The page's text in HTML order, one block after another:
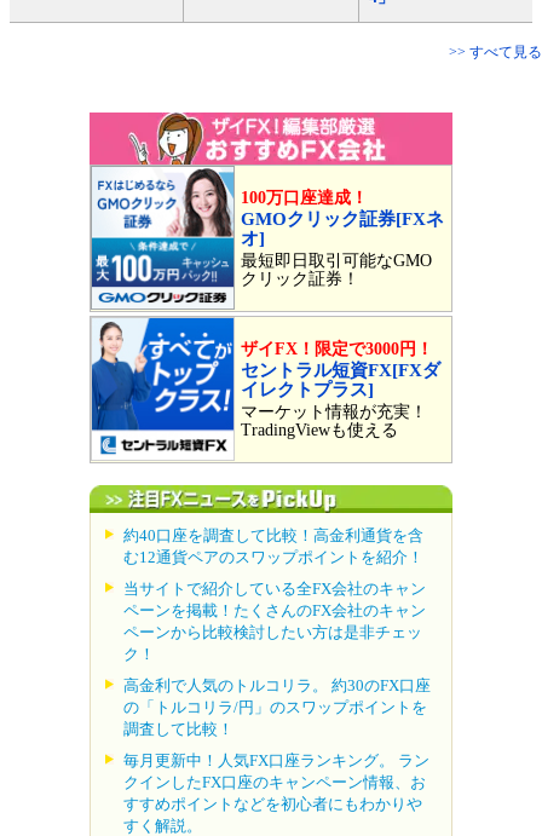
>> すべて見る
100万口座達成！
GMOクリック証券[FXネ
オ]
最短即日取引可能なGMO
クリック証券！
ザイFX！限定で3000円！
セントラル短資FX[FXダ
イレクトプラス]
マーケット情報が充実！
TradingViewも使える
約40口座を調査して比較！高金利通貨を含
む12通貨ペアのスワップポイントを紹介！
当サイトで紹介している全FX会社のキャン
ペーンを掲載！たくさんのFX会社のキャン
ペーンから比較検討したい方は是非チェッ
ク！
高金利で人気のトルコリラ。 約30のFX口座
の「トルコリラ/円」のスワップポイントを
調査して比較！
毎月更新中！人気FX口座ランキング。 ラン
クインしたFX口座のキャンペーン情報、お
すすめポイントなどを初心者にもわかりや
すく解説。